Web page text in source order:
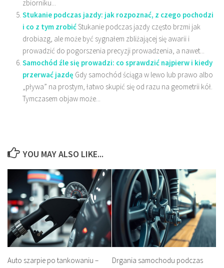
zbiorniku...
Stukanie podczas jazdy: jak rozpoznać, z czego pochodzi
i co z tym zrobićStukanie podczas jazdy często brzmi jak
drobiazg, ale może być sygnałem zbliżającej się awarii i
prowadzić do pogorszenia precyzji prowadzenia, a nawet...
Samochód źle się prowadzi: co sprawdzić najpierw i kiedy
przerwać jazdę Gdy samochód ściąga w lewo lub prawo albo
„pływa” na prostym, łatwo skupić się od razu na geometrii kół.
Tymczasem objaw może...
YOU MAY ALSO LIKE...
Auto szarpie po tankowaniu –
Drgania samochodu podczas